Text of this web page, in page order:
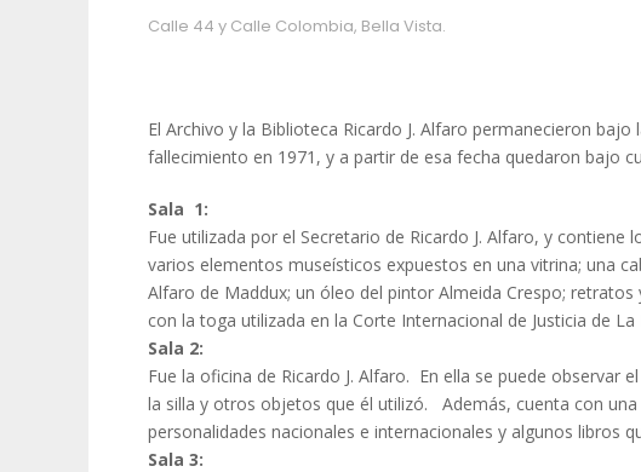
Calle 44 y Calle Colombia, Bella Vista.
El Archivo y la Biblioteca Ricardo J. Alfaro permanecieron
fallecimiento en 1971, y a partir de esa fecha quedaron bajo
Sala 1:
Fue utilizada por el Secretario de Ricardo J. Alfaro, y contiene
varios elementos museísticos expuestos en una vitrina; una
Alfaro de Maddux; un óleo del pintor Almeida Crespo;
con la toga utilizada en la Corte Internacional de Justicia de La
Sala 2:
Fue la oficina de Ricardo J. Alfaro. En ella se puede observar
la silla y otros objetos que él utilizó. Además, cuenta con
personalidades nacionales e internacionales y algunos libros
Sala 3: